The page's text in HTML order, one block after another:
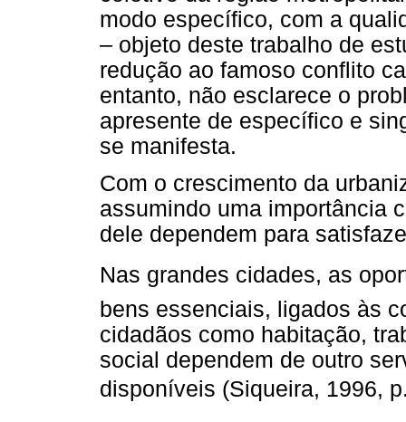
modo específico, com a
– objeto deste trabalho de
redução ao famoso conflito
entanto, não esclarece o
apresente de específico e
se manifesta.
Com o crescimento da
assumindo uma importância
dele dependem para
Nas grandes cidades, as
bens essenciais, ligados às
cidadãos como habitação,
social dependem de outro
disponíveis (Siqueira, 1996,